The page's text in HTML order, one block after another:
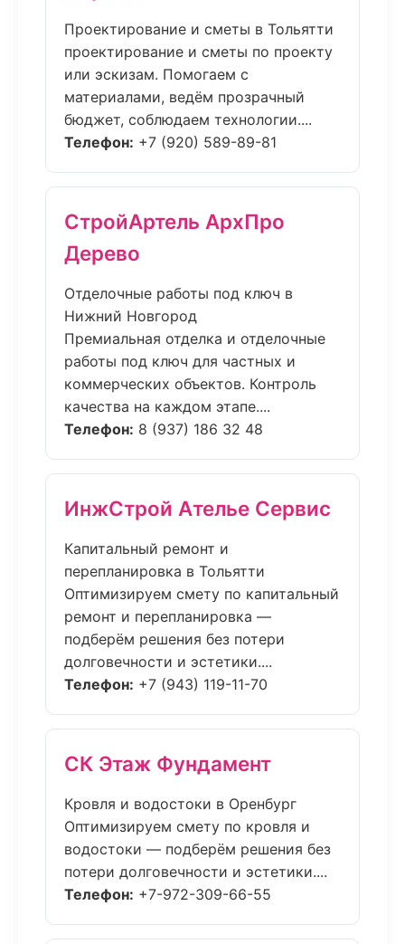
Проектирование и сметы в Тольятти
проектирование и сметы по проекту
или эскизам. Помогаем с
материалами, ведём прозрачный
бюджет, соблюдаем технологии....
Телефон: +7 (920) 589-89-81
СтройАртель АрхПро
Дерево
Отделочные работы под ключ в
Нижний Новгород
Премиальная отделка и отделочные
работы под ключ для частных и
коммерческих объектов. Контроль
качества на каждом этапе....
Телефон: 8 (937) 186 32 48
ИнжСтрой Ателье Сервис
Капитальный ремонт и
перепланировка в Тольятти
Оптимизируем смету по капитальный
ремонт и перепланировка —
подберём решения без потери
долговечности и эстетики....
Телефон: +7 (943) 119-11-70
СК Этаж Фундамент
Кровля и водостоки в Оренбург
Оптимизируем смету по кровля и
водостоки — подберём решения без
потери долговечности и эстетики....
Телефон: +7-972-309-66-55